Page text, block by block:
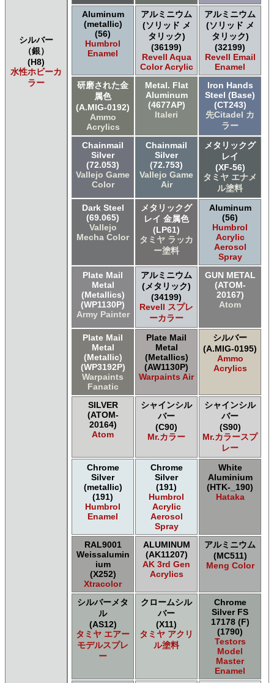
シルバー
（銀）
(H8)
水性ホビーカ
ラー
Aluminum
(metallic)
(56)
Humbrol
Enamel
アルミニウム
(ソリッド メ
タリック)
(36199)
Revell Aqua
Color Acrylic
アルミニウム
(ソリッド メ
タリック)
(32199)
Revell Email
Enamel
研磨された金
属色
(A.MIG-0192)
Ammo
Acrylics
Metal. Flat
Aluminum
(4677AP)
Italeri
Iron Hands
Steel (Base)
(CT243)
先Citadel カ
ラー
Chainmail
Silver
(72.053)
Vallejo Game
Color
Chainmail
Silver
(72.753)
Vallejo Game
Air
メタリックグ
レイ
(XF-56)
タミヤ エナメ
ル塗料
Dark Steel
(69.065)
Vallejo
Mecha Color
メタリックグ
レイ 金属色
(LP61)
タミヤ ラッカ
ー塗料
Aluminum
(56)
Humbrol
Acrylic
Aerosol
Spray
Plate Mail
Metal
(Metallics)
(WP1130P)
Army Painter
アルミニウム
(メタリック)
(34199)
Revell スプレ
ーカラー
GUN METAL
(ATOM-
20167)
Atom
Plate Mail
Metal
(Metallic)
(WP3192P)
Warpaints
Fanatic
Plate Mail
Metal
(Metallics)
(AW1130P)
Warpaints Air
シルバー
(A.MIG-0195)
Ammo
Acrylics
SILVER
(ATOM-
20164)
Atom
シャインシル
バー
(C90)
Mr.カラー
シャインシル
バー
(S90)
Mr.カラースプ
レー
Chrome
Silver
(metallic)
(191)
Humbrol
Enamel
Chrome
Silver
(191)
Humbrol
Acrylic
Aerosol
Spray
White
Aluminium
(HTK-_190)
Hataka
RAL9001
Weissalumin
ium
(X252)
Xtracolor
ALUMINUM
(AK11207)
AK 3rd Gen
Acrylics
アルミニウム
(MC511)
Meng Color
シルバーメタ
ル
(AS12)
タミヤ エアー
モデルスプレ
ー
クロームシル
バー
(X11)
タミヤ アクリ
ル塗料
Chrome
Silver FS
17178 (F)
(1790)
Testors
Model
Master
Enamel